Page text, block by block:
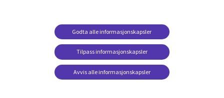
Tilpass informasjonskapsler
Godta alle informasjonskapsler
Avvis alle informasjonskapsler